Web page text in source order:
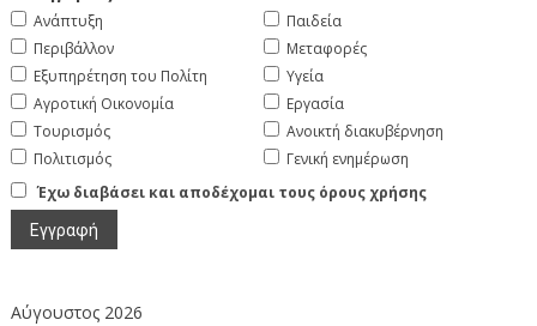
Ανάπτυξη
Περιβάλλον
Εξυπηρέτηση του Πολίτη
Αγροτική Οικονομία
Τουρισμός
Πολιτισμός
Παιδεία
Μεταφορές
Υγεία
Εργασία
Ανοικτή διακυβέρνηση
Γενική ενημέρωση
Έχω διαβάσει και αποδέχομαι τους όρους χρήσης
Αύγουστος 2026